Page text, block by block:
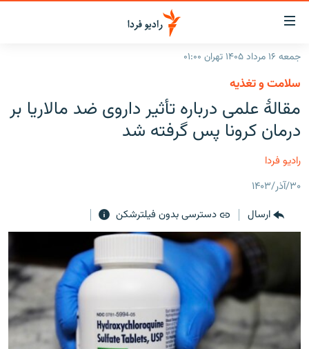
لینک‌های
قابلیت
دسترسی
بازگشت
منوی
اصلی
رفتن
به
صفحه
ایران
جهان
فرکانس‌ها
پادکست
چندرسانه‌ای
گزارش‌های تصویری
گزارش‌های ویدئویی
زنان فردا
English
به ما بپیوندید
جمعه ۱۶ مرداد ۱۴۰۵ تهران ۰۱:۰۰
سلامت و تغذیه
مقالهٔ علمی درباره تأثیر داروی ضد مالاریا بر
درمان کرونا پس گرفته شد
رادیو فردا
۳۰/آذر/۱۴۰۳
ارسال
دسترسی بدون فیلترشکن